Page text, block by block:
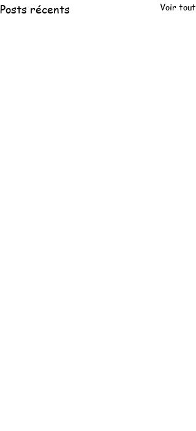
Posts récents Voir tout